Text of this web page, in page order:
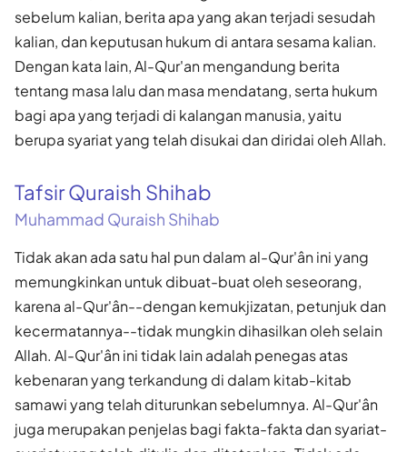
sebelum kalian, berita apa yang akan terjadi sesudah
kalian, dan keputusan hukum di antara sesama kalian.
Dengan kata lain, Al-Qur'an mengandung berita
tentang masa lalu dan masa mendatang, serta hukum
bagi apa yang terjadi di kalangan manusia, yaitu
berupa syariat yang telah disukai dan diridai oleh Allah.
Tafsir Quraish Shihab
Muhammad Quraish Shihab
Tidak akan ada satu hal pun dalam al-Qur'ân ini yang
memungkinkan untuk dibuat-buat oleh seseorang,
karena al-Qur'ân--dengan kemukjizatan, petunjuk dan
kecermatannya--tidak mungkin dihasilkan oleh selain
Allah. Al-Qur'ân ini tidak lain adalah penegas atas
kebenaran yang terkandung di dalam kitab-kitab
samawi yang telah diturunkan sebelumnya. Al-Qur'ân
juga merupakan penjelas bagi fakta-fakta dan syariat-